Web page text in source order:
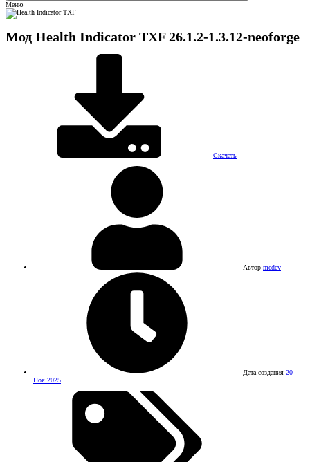
Меню
Мод Health Indicator TXF26.1.2-1.3.12-neoforge
Скачать
Автор mcdev
Дата создания 20
Ноя 2025